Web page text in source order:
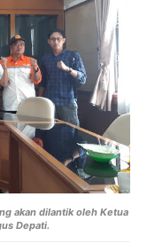
akan dilantik oleh Ketua
Depati.